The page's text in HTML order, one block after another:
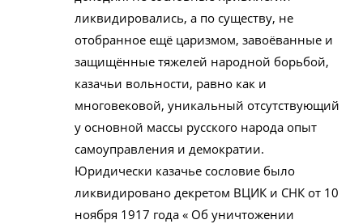
ликвидировались, а по существу, не
отобранное ещё царизмом, завоёванные и
защищённые тяжелей народной борьбой,
казачьи вольности, равно как и
многовековой, уникальный отсутствующий
у основной массы русского народа опыт
самоуправления и демократии.
Юридически казачье сословие было
ликвидировано декретом ВЦИК и СНК от 10
ноября 1917 года « Об уничтожении